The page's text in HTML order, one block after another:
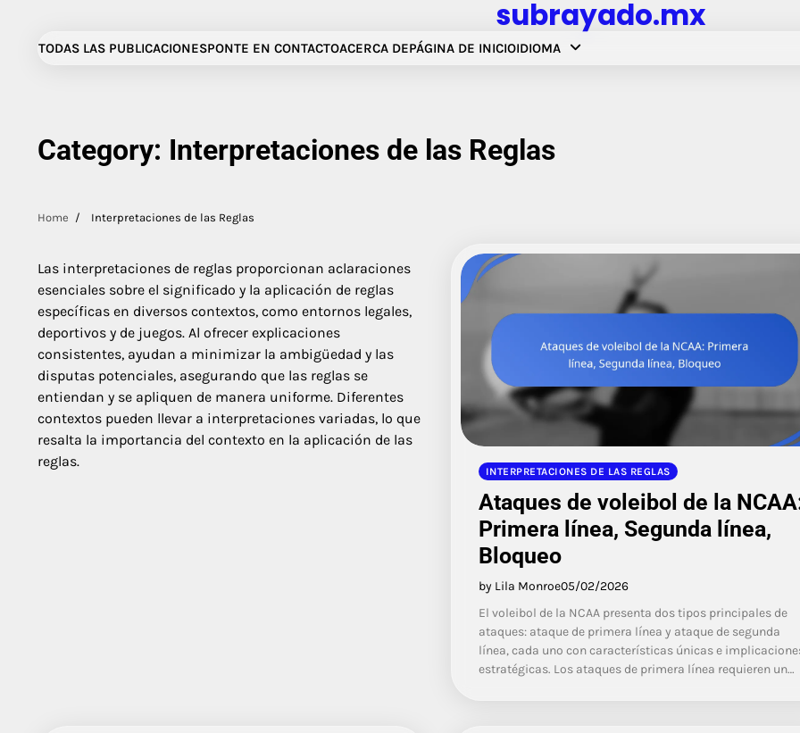
content
subrayado.mx
TODAS LAS PUBLICACIONESPONTE EN CONTACTOACERCA DEPÁGINA DE INICIOIDIOMA
Category: Interpretaciones de las Reglas
Home Interpretaciones de las Reglas
Las interpretaciones de reglas proporcionan aclaraciones
esenciales sobre el significado y la aplicación de reglas
específicas en diversos contextos, como entornos legales,
deportivos y de juegos. Al ofrecer explicaciones
consistentes, ayudan a minimizar la ambigüedad y las
disputas potenciales, asegurando que las reglas se
entiendan y se apliquen de manera uniforme. Diferentes
contextos pueden llevar a interpretaciones variadas, lo que
resalta la importancia del contexto en la aplicación de las
reglas.
INTERPRETACIONES DE LAS REGLAS
Ataques de voleibol de la
Primera línea, Segunda línea,
Bloqueo
by Lila Monroe05/02/2026
El voleibol de la NCAA presenta dos tipos principales de
ataques: ataque de primera línea y ataque de segunda
línea, cada uno con características únicas e
estratégicas. Los ataques de primera línea requieren un…